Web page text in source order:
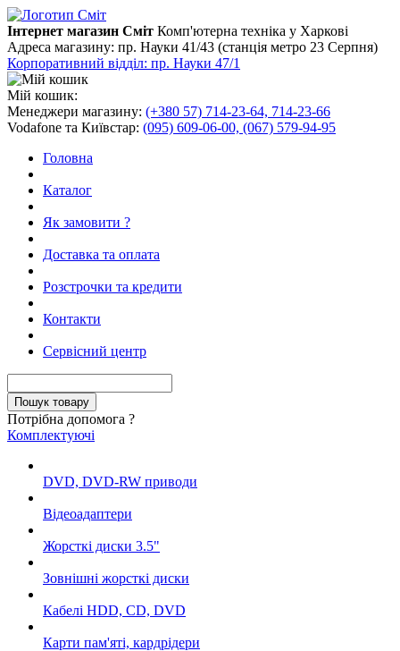
Інтернет магазин Сміт Комп'ютерна техніка у Харкові
Адреса магазину: пр. Науки 41/43 (станція метро 23 Серпня)
Корпоративний відділ: пр. Науки 47/1
Мій кошик:
Менеджери магазину: (+380 57) 714-23-64, 714-23-66
Vodafone та Київстар: (095) 609-06-00, (067) 579-94-95
Головна
Каталог
Як замовити ?
Доставка та оплата
Розстрочки та кредити
Контакти
Сервісний центр
Потрібна допомога ?
Комплектуючі
DVD, DVD-RW приводи
Відеоадаптери
Жорсткі диски 3.5"
Зовнішні жорсткі диски
Кабелі HDD, CD, DVD
Карти пам'яті, кардрідери